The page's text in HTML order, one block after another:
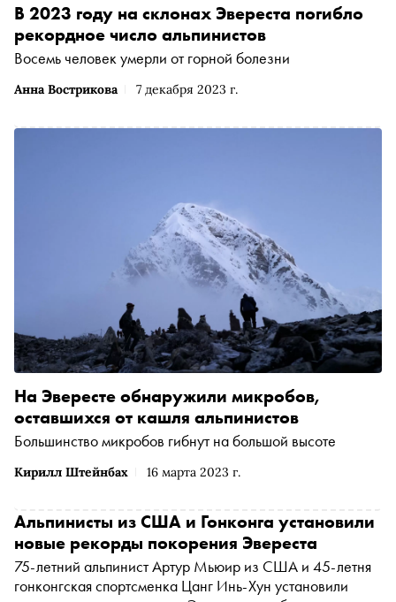
Анна Вострикова 7 декабря 2023 г.
В 2023 году на склонах Эвереста погибло
рекордное число альпинистов
Восемь человек умерли от горной болезни
Кирилл Штейнбах 16 марта 2023 г.
На Эвересте обнаружили микробов,
оставшихся от кашля альпинистов
Большинство микробов гибнут на большой высоте
Альпинисты из США и Гонконга установили
новые рекорды покорения Эвереста
75-летний альпинист Артур Мьюир из США и 45-летня
гонконгская спортсменка Цанг Инь-Хун установили